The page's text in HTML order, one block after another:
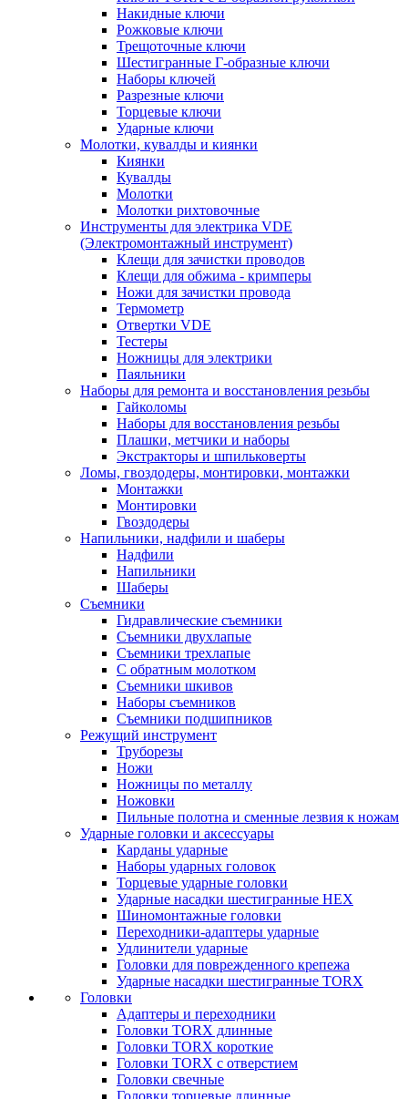
Накидные ключи
Рожковые ключи
Трещоточные ключи
Шестигранные Г-образные ключи
Наборы ключей
Разрезные ключи
Торцевые ключи
Ударные ключи
Молотки, кувалды и киянки
Киянки
Кувалды
Молотки
Молотки рихтовочные
Инструменты для электрика VDE
(Электромонтажный инструмент)
Клещи для зачистки проводов
Клещи для обжима - кримперы
Ножи для зачистки провода
Термометр
Отвертки VDE
Тестеры
Ножницы для электрики
Паяльники
Наборы для ремонта и восстановления резьбы
Гайколомы
Наборы для восстановления резьбы
Плашки, метчики и наборы
Экстракторы и шпильковерты
Ломы, гвоздодеры, монтировки, монтажки
Монтажки
Монтировки
Гвоздодеры
Напильники, надфили и шаберы
Надфили
Напильники
Шаберы
Съемники
Гидравлические съемники
Съемники двухлапые
Съемники трехлапые
С обратным молотком
Съемники шкивов
Наборы съемников
Съемники подшипников
Режущий инструмент
Труборезы
Ножи
Ножницы по металлу
Ножовки
Пильные полотна и сменные лезвия к ножам
Ударные головки и аксессуары
Карданы ударные
Наборы ударных головок
Торцевые ударные головки
Ударные насадки шестигранные HEX
Шиномонтажные головки
Переходники-адаптеры ударные
Удлинители ударные
Головки для поврежденного крепежа
Ударные насадки шестигранные TORX
Головки
Адаптеры и переходники
Головки TORX длинные
Головки TORX короткие
Головки TORX с отверстием
Головки свечные
Головки торцевые длинные